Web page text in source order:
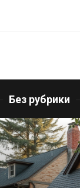
Без рубрики